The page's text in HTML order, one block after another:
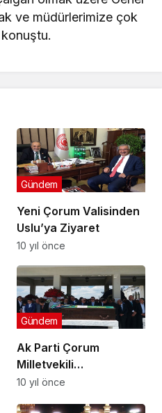
ve müdürlerimize çok
Yeni Çorum Valisinden
Uslu’ya Ziyaret
Gündem
10 yıl önce
Ak Parti Çorum
Milletvekili
Ceritoğlu’nun Acı Günü
Gündem
10 yıl önce